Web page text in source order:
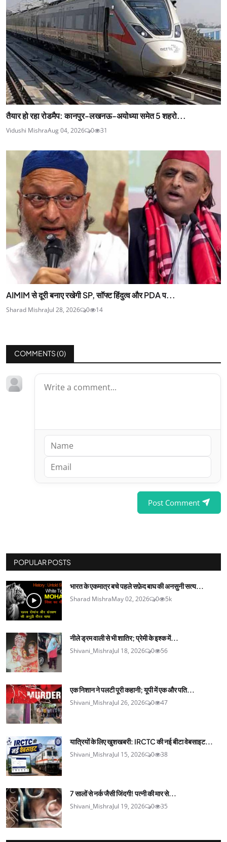
तैयार हो रहा रोडमैप: कानपुर-लखनऊ-अयोध्या समेत 5 शहरो...
Vidushi MishraAug 04, 2026 0 31
AIMIM से दूरी बनाए रखेगी SP, सॉफ्ट हिंदुत्व और PDA प...
Sharad MishraJul 28, 2026 0 14
COMMENTS (0)
Post Comment
POPULAR POSTS
भारत के एकमात्र बचे पहले सफ़ेद बाघ की अनसुनी सत्य...
Sharad MishraMay 02, 2026 0 5k
नीले ड्रम वाली से भी शातिर; प्रेमी के इश्‍क में...
Shivani_MishraJul 18, 2026 0 56
एक निशान ने पलटी पूरी कहानी; यूपी में एक और पति...
Shivani_MishraJul 26, 2026 0 47
यात्रियों के लिए खुशखबरी: IRCTC की नई बीटा वेबसाइट...
Shivani_MishraJul 15, 2026 0 38
7 सालों से नर्क जैसी जिंदगी! पत्नी की मार से...
Shivani_MishraJul 19, 2026 0 35